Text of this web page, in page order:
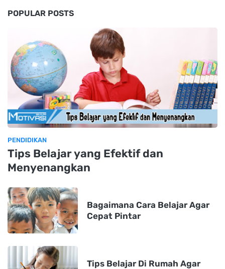
POPULAR POSTS
PENDIDIKAN
Tips Belajar yang Efektif dan
Menyenangkan
Bagaimana Cara Belajar Agar
Cepat Pintar
Tips Belajar Di Rumah Agar